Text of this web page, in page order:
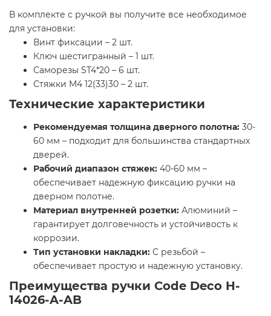
В комплекте с ручкой вы получите все необходимое
для установки:
Винт фиксации – 2 шт.
Ключ шестигранный – 1 шт.
Саморезы SТ4*20 – 6 шт.
Стяжки M4 12(33)30 – 2 шт.
Технические характеристики
Рекомендуемая толщина дверного полотна: 30-
60 мм – подходит для большинства стандартных
дверей.
Рабочий диапазон стяжек: 40-60 мм –
обеспечивает надежную фиксацию ручки на
дверном полотне.
Материал внутренней розетки: Алюминий –
гарантирует долговечность и устойчивость к
коррозии.
Тип установки накладки: С резьбой –
обеспечивает простую и надежную установку.
Преимущества ручки Code Deco H-
14026-A-AB